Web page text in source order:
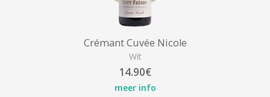
Crémant Cuvée Nicole
Wit
14.90€
meer info